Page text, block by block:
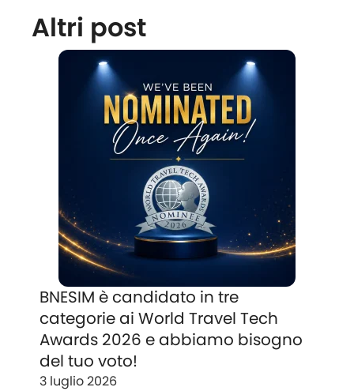
Altri post
BNESIM è candidato in tre
categorie ai World Travel Tech
Awards 2026 e abbiamo bisogno
del tuo voto!
3 luglio 2026